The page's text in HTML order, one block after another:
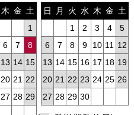
木 金 土
1
6 7
8
13 14 15
20 21 22
27 28 29
日
月 火 水 木 金 土
1
2 3 4
5
6
7 8 9 10 11
12
13 14 15 16 17 18 19
20 21 22 23 24 25 26
27 28 29 30